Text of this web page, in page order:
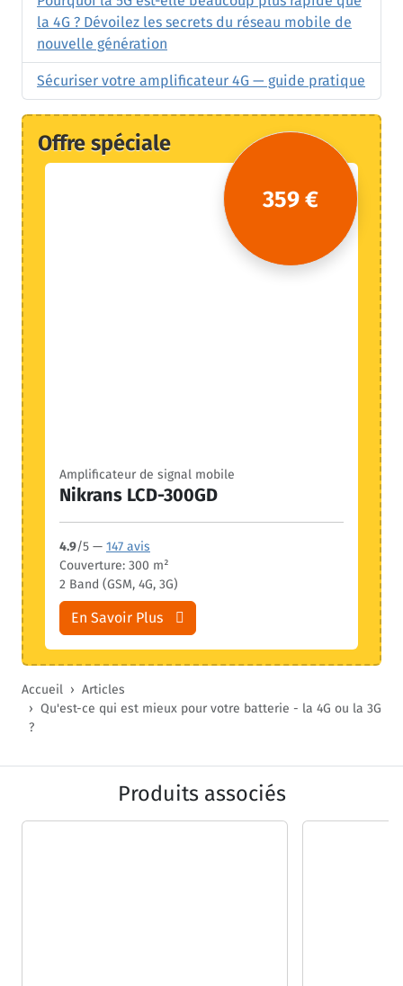
la 4G ? Dévoilez les secrets du réseau mobile de
nouvelle génération
Sécuriser votre amplificateur 4G — guide pratique
Offre spéciale
Amplificateur de signal mobile
Nikrans LCD-300GD
4.9/5 — 147 avis
Couverture: 300 m²
2 Band (GSM, 4G, 3G)
En Savoir Plus
359 €
Accueil
Articles
Qu'est-ce qui est mieux pour votre batterie - la 4G ou la 3G
?
Produits associés